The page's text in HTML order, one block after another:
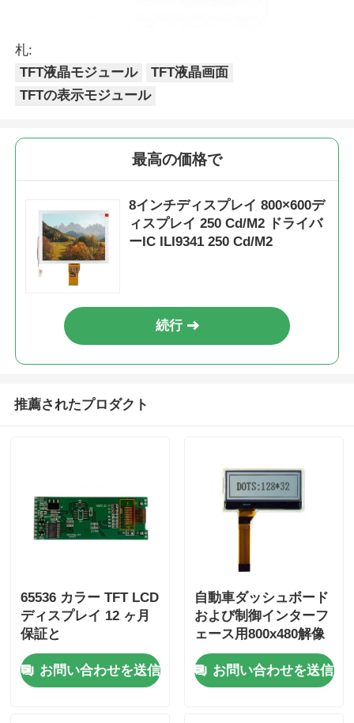
札:
TFT液晶モジュール
TFT液晶画面
TFTの表示モジュール
最高の価格で
8インチディスプレイ 800×600デ
ィスプレイ 250 Cd/M2 ドライバ
ーIC ILI9341 250 Cd/M2
続行
推薦されたプロダクト
65536 カラー TFT LCD
ディスプレイ 12 ヶ月
保証と
105.5mm*67.2mm*3.0mm
LCD 工業用サイズ
お問い合わせを送信
自動車ダッシュボード
および制御インターフ
ェース用800x480解像
度65536色16ビット
TFT LCDディスプレイ
お問い合わせを送信